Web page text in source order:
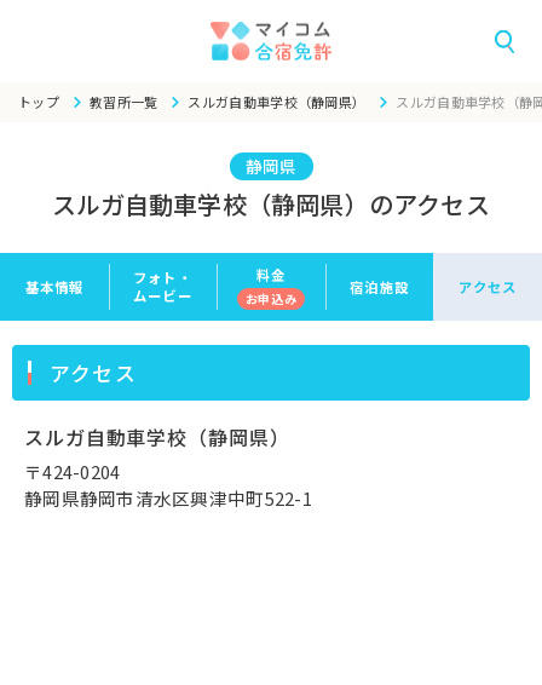
トップ 教習所一覧 スルガ自動車学校（静岡県） スルガ自動車学校（静
静岡県
スルガ自動車学校（静岡県）のアクセス
基本情報
フォト・
ムービー
料金
お申込み
宿泊施設 アクセス
アクセス
スルガ自動車学校（静岡県）
〒424-0204
静岡県静岡市清水区興津中町522-1